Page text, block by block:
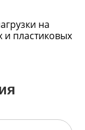
на
пластиковых